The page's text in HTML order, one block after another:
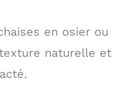
en osier ou
naturelle et